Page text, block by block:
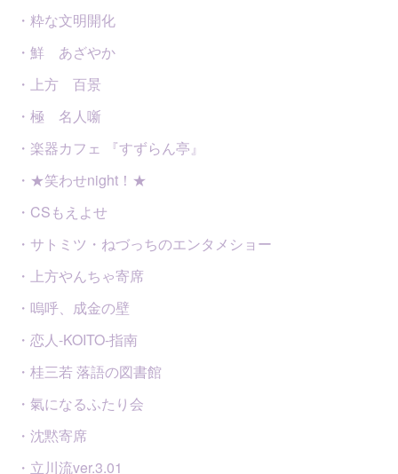
・粋な文明開化
・鮮 あざやか
・上方 百景
・極 名人噺
・楽器カフェ 『すずらん亭』
・★笑わせnight！★
・CSもえよせ
・サトミツ・ねづっちのエンタメショー
・上方やんちゃ寄席
・嗚呼、成金の壁
・恋人-KOITO-指南
・桂三若 落語の図書館
・氣になるふたり会
・沈黙寄席
・立川流ver.3.01